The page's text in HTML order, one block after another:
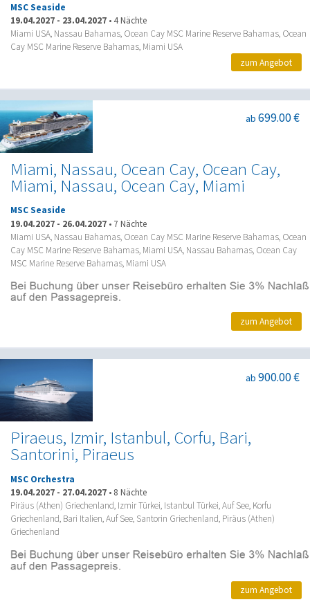
MSC Seaside
19.04.2027 - 23.04.2027 •4 Nächte
Miami USA, Nassau Bahamas, Ocean Cay MSC Marine Reserve Bahamas, Ocean
Cay MSC Marine Reserve Bahamas, Miami USA
zum Angebot
Miami, Nassau, Ocean Cay, Ocean Cay,
Miami, Nassau, Ocean Cay, Miami
ab 699.00 €
MSC Seaside
19.04.2027 - 26.04.2027 • 7 Nächte
Miami USA, Nassau Bahamas, Ocean Cay MSC Marine Reserve Bahamas, Ocean
Cay MSC Marine Reserve Bahamas, Miami USA, Nassau Bahamas, Ocean Cay
MSC Marine Reserve Bahamas, Miami USA
zum Angebot
Piraeus, Izmir, Istanbul, Corfu, Bari,
Santorini, Piraeus
ab 900.00 €
MSC Orchestra
19.04.2027 - 27.04.2027 • 8 Nächte
Piräus (Athen) Griechenland, Izmir Türkei, Istanbul Türkei, Auf See, Korfu
Griechenland, Bari Italien, Auf See, Santorin Griechenland, Piräus (Athen)
Griechenland
zum Angebot